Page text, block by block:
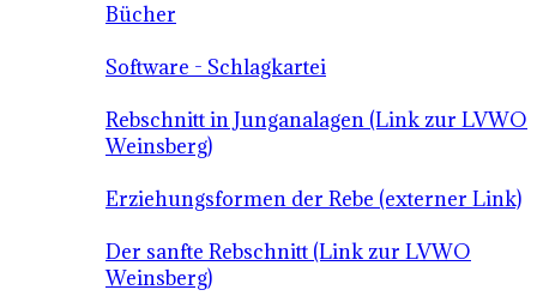
Bücher
Software - Schlagkartei
Rebschnitt in Junganalagen (Link zur LVWO
Weinsberg)
Erziehungsformen der Rebe (externer Link)
Der sanfte Rebschnitt (Link zur LVWO
Weinsberg)